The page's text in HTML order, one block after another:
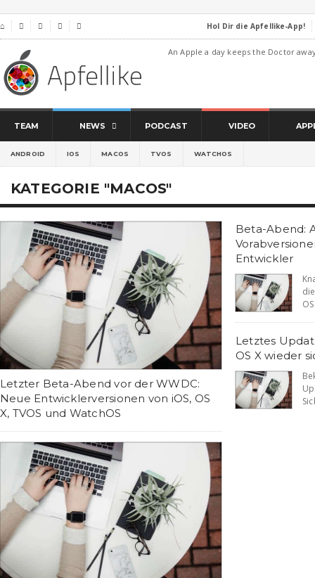
⌂     Hol Dir die Apfellike-App!
An Apple a day keeps the Doctor
TEAM NEWS PODCAST VIDEO
ANDROID IOS MACOS TVOS WATCHOS
KATEGORIE "MACOS"
Letzter Beta-Abend vor der WWDC:
Neue Entwicklerversionen von iOS, OS
X, TVOS und WatchOS
Beta-Abend:
Entwickler
Letztes
OS X wieder